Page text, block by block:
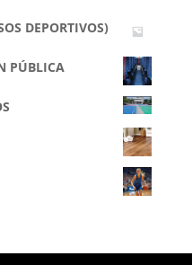
DEPORTIVOS)
PÚBLICA